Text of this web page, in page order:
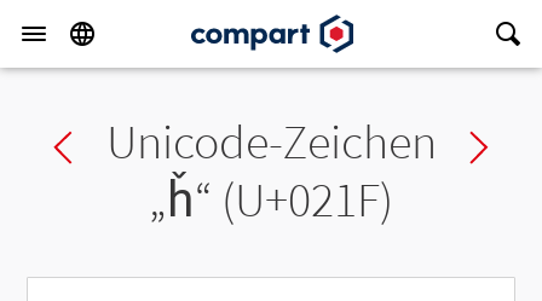
Previous char
Unicode-Zeichen
„ȟ“ (U+021F)